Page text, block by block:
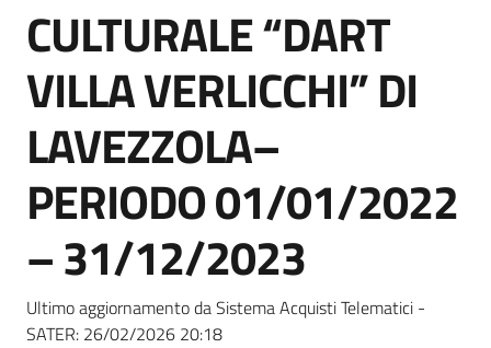
CULTURALE “DART
VILLA VERLICCHI” DI
LAVEZZOLA–
PERIODO 01/01/2022
– 31/12/2023
Ultimo aggiornamento da Sistema Acquisti Telematici -
SATER: 26/02/2026 20:18